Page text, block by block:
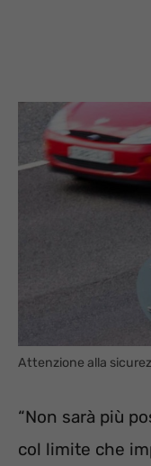
Attenzione alla
“Non sarà più
col limite che